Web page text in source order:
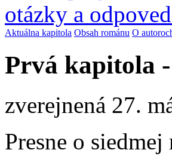
otázky a
Aktuálna kapitola Obsah románu O
Prvá kapitola
zverejnená 27.
Presne o